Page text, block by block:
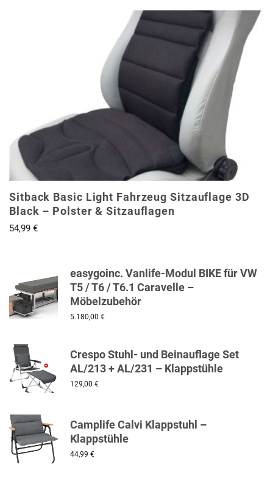
Sitback Basic Light Fahrzeug Sitzauflage 3D
Black – Polster & Sitzauflagen
54,99 €
easygoinc. Vanlife-Modul BIKE für VW
T5 / T6 / T6.1 Caravelle –
Möbelzubehör
5.180,00 €
Crespo Stuhl- und Beinauflage Set
AL/213 + AL/231 – Klappstühle
129,00 €
Camplife Calvi Klappstuhl –
Klappstühle
44,99 €